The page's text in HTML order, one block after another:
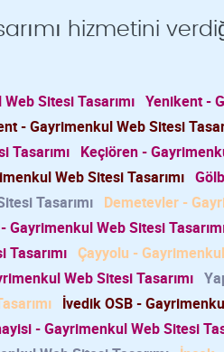
hizmetini
Sitesi Tasarımı Yenikent -
- Gayrimenkul Web Sitesi
Tasarımı Keçiören -
Web Sitesi Tasarımı
Tasarımı Demetevler -
Gayrimenkul Web Sitesi
Çayyolu -
Web Sitesi Tasarımı
İvedik OSB -
- Gayrimenkul Web Sitesi